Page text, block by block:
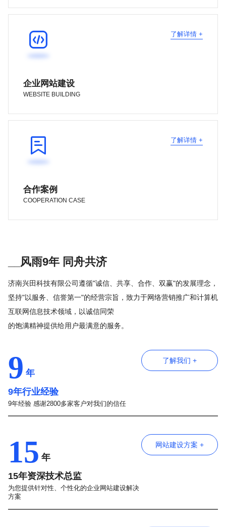

企业网站建设
WEBSITE BUILDING
了解详情 +

合作案例
COOPERATION CASE
了解详情 +
__风雨9年 同舟共济
济南兴田科技有限公司遵循"诚信、共享、合作、双赢"的发展理念，
坚持"以服务、信誉第一"的经营宗旨，致力于网络营销推广和计算机
互联网信息技术领域，以诚信同荣
的饱满精神提供给用户最满意的服务。
9 年
9年行业经验
9年经验 感谢2800多家客户对我们的信任
了解我们 +
15 年
15年资深技术总监
为您提供针对性、个性化的企业网站建设解决
方案
网站建设方案 +